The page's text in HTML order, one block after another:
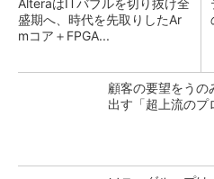
AlteraはITバブルを切り抜け全
盛期へ、時代を先取りしたAr
mコア＋FPGA...
顧客の要望をう
出す「超上流のプ